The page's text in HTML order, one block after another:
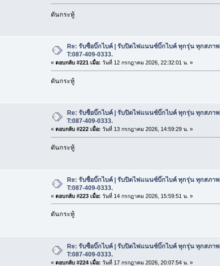
ดันกระทู้
Re: รับซื้อบิ๊กไบค์ | รับปิดไฟแนนซ์บิ๊กไบค์ ทุกรุ่น ทุกสภาพ
T:087-409-0333.
« ตอบกลับ #221 เมื่อ: วันที่ 12 กรกฎาคม 2026, 22:32:01 น. »
ดันกระทู้
Re: รับซื้อบิ๊กไบค์ | รับปิดไฟแนนซ์บิ๊กไบค์ ทุกรุ่น ทุกสภาพ
T:087-409-0333.
« ตอบกลับ #222 เมื่อ: วันที่ 13 กรกฎาคม 2026, 14:59:29 น. »
ดันกระทู้
Re: รับซื้อบิ๊กไบค์ | รับปิดไฟแนนซ์บิ๊กไบค์ ทุกรุ่น ทุกสภาพ
T:087-409-0333.
« ตอบกลับ #223 เมื่อ: วันที่ 14 กรกฎาคม 2026, 15:59:51 น. »
ดันกระทู้
Re: รับซื้อบิ๊กไบค์ | รับปิดไฟแนนซ์บิ๊กไบค์ ทุกรุ่น ทุกสภาพ
T:087-409-0333.
« ตอบกลับ #224 เมื่อ: วันที่ 17 กรกฎาคม 2026, 20:07:54 น. »